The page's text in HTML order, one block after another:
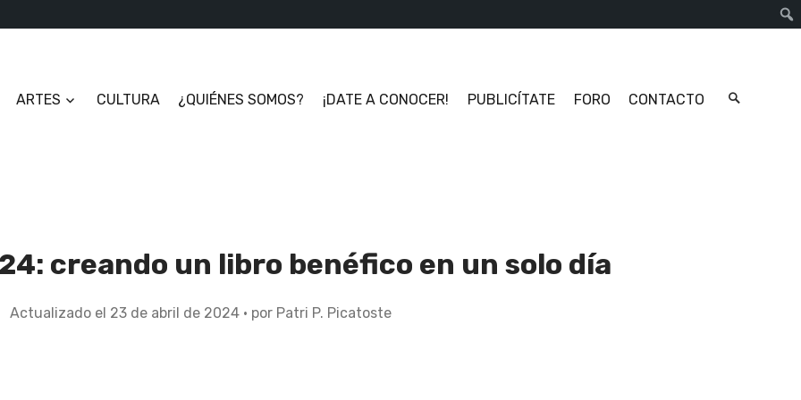
ARTES
CULTURA ¿QUIÉNES SOMOS? ¡DATE A CONOCER! PUBLICÍTATE FORO CONTACTO
creando un libro benéfico en un solo día
Actualizado el 23 de abril de 20242 por Patri P. Picatoste